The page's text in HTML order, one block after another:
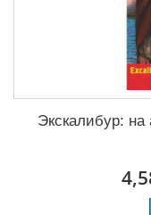
Экскалибур: на